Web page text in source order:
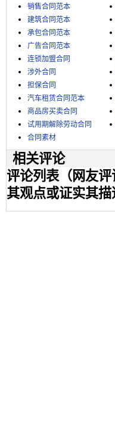
销售合同范本
建筑合同范本
承包合同范本
广告合同范本
连锁加盟合同
涉外合同
担保合同
汽车租赁合同范本
商品房买卖合同
试用期解除劳动合同
合同素材
相关评论
评论列表（网友
其观点或证实其描